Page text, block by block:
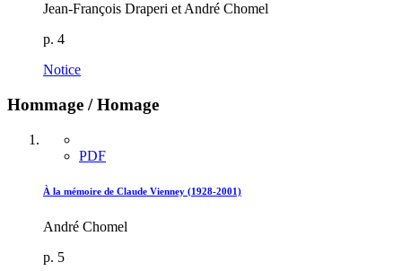
Jean-François Draperi et André Chomel
p. 4
Notice
Hommage / Homage
PDF
À la mémoire de Claude Vienney (1928-2001)
André Chomel
p. 5